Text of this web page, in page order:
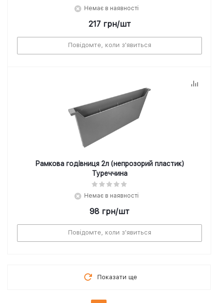
Немає в наявності
217грн/шт
Повідомте, коли з'явиться
Рамкова годівниця 2л (непрозорий пластик)
Туреччина
Немає в наявності
98 грн/шт
Повідомте, коли з'явиться
Показати ще